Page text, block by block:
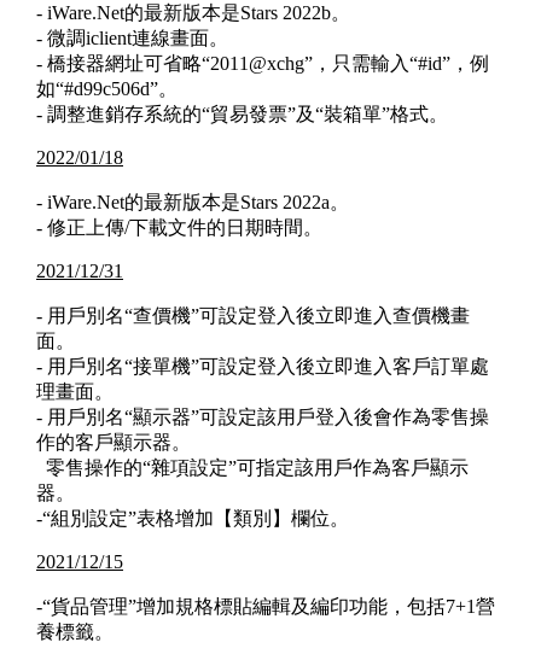
- iWare.Net的最新版本是Stars 2022b。
- 微調iclient連線畫面。
- 橋接器網址可省略“2011@xchg”，只需輸入“#id”，例
如“#d99c506d”。
- 調整進銷存系統的“貿易發票”及“裝箱單”格式。
2022/01/18
- iWare.Net的最新版本是Stars 2022a。
- 修正上傳/下載文件的日期時間。
2021/12/31
- 用戶別名“查價機”可設定登入後立即進入查價機畫
面。
- 用戶別名“接單機”可設定登入後立即進入客戶訂單處
理畫面。
- 用戶別名“顯示器”可設定該用戶登入後會作為零售操
作的客戶顯示器。
零售操作的“雜項設定”可指定該用戶作為客戶顯示
器。
-“組別設定”表格增加【類別】欄位。
2021/12/15
-“貨品管理”增加規格標貼編輯及編印功能，包括7+1營
養標籤。